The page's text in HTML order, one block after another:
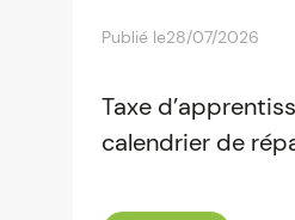
Publié le28/07/2026
Taxe
calendrier de